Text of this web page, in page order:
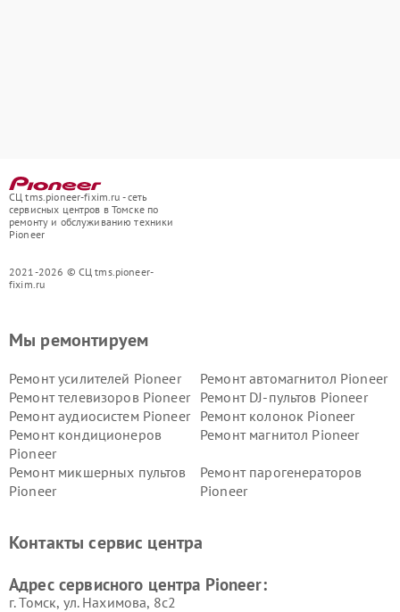
СЦ tms.pioneer-fixim.ru - сеть
сервисных центров в Томске по
ремонту и обслуживанию техники
Pioneer
2021-2026 © СЦ tms.pioneer-
fixim.ru
Мы ремонтируем
Ремонт усилителей Pioneer
Ремонт автомагнитол Pioneer
Ремонт телевизоров Pioneer
Ремонт DJ-пультов Pioneer
Ремонт аудиосистем Pioneer
Ремонт колонок Pioneer
Ремонт кондиционеров
Pioneer
Ремонт магнитол Pioneer
Ремонт микшерных пультов
Pioneer
Ремонт парогенераторов
Pioneer
Контакты сервис центра
Адрес сервисного центра Pioneer:
г. Томск, ул. Нахимова, 8с2